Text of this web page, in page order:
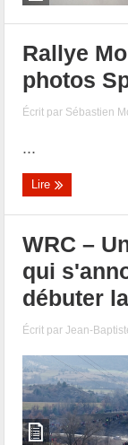
Rallye
photos
Écrit par Sébastien
...
Lire
WRC –
qui
débuter
Écrit parJean-